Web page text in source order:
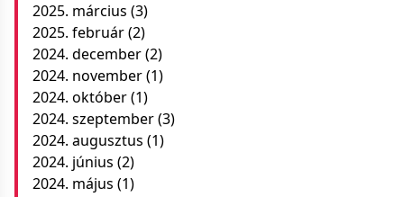
2025. március (3)
2025. február(2)
2024. december(2)
2024. november(1)
2024. október(1)
2024. szeptember(3)
2024. augusztus (1)
2024. június (2)
2024. május (1)